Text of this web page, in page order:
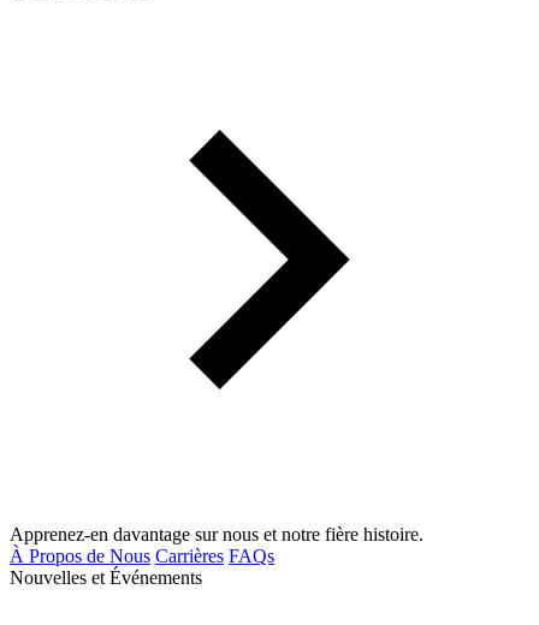
Apprenez-en davantage sur nous et notre fière histoire.
À Propos de Nous Carrières FAQs
Nouvelles et Événements